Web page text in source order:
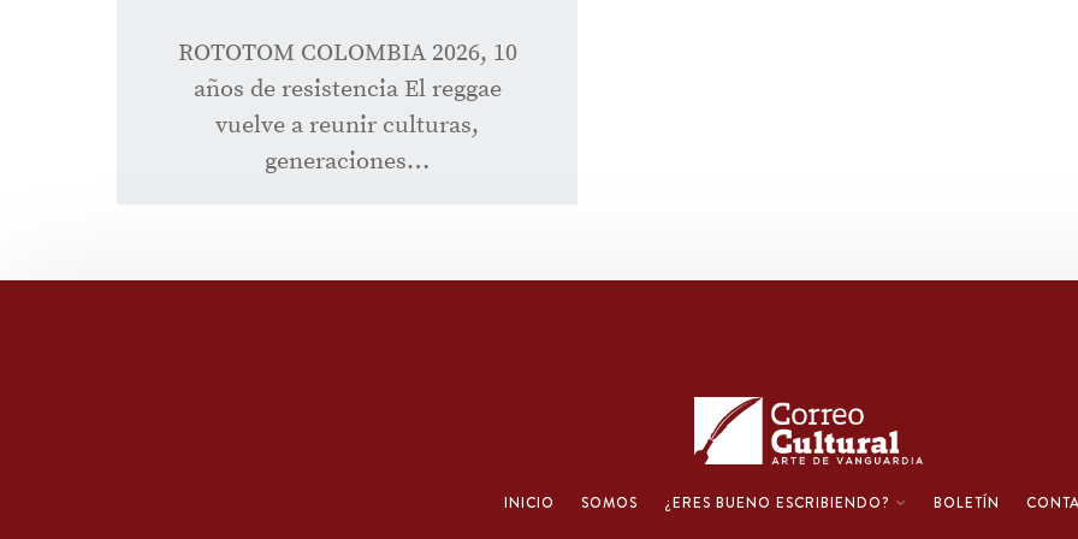
ROTOTOM COLOMBIA 2026, 10
años de resistencia El reggae
vuelve a reunir culturas,
generaciones…
INICIO SOMOS ¿ERES BUENO ESCRIBIENDO? BOLETÍN